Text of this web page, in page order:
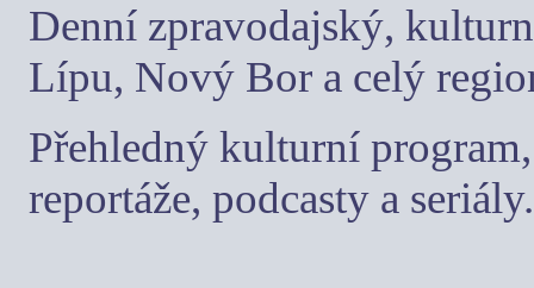
Denní zpravodajský,
Lípu, Nový Bor a celý
Přehledný kulturní
reportáže, podcasty a seriály.